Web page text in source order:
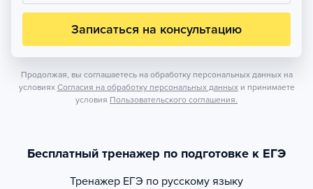
Записаться на консультацию
Продолжая, вы соглашаетесь на обработку персональных данных на
условиях Согласия на обработку персональных данных и принимаете
условия Пользовательского соглашения.
Бесплатный тренажер по подготовке к ЕГЭ
Тренажер ЕГЭ по русскому языку